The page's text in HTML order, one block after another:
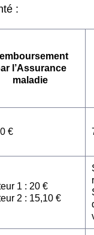
:
l’Assurance
maladie
€
1 : 20 €
2 : 15,10 €